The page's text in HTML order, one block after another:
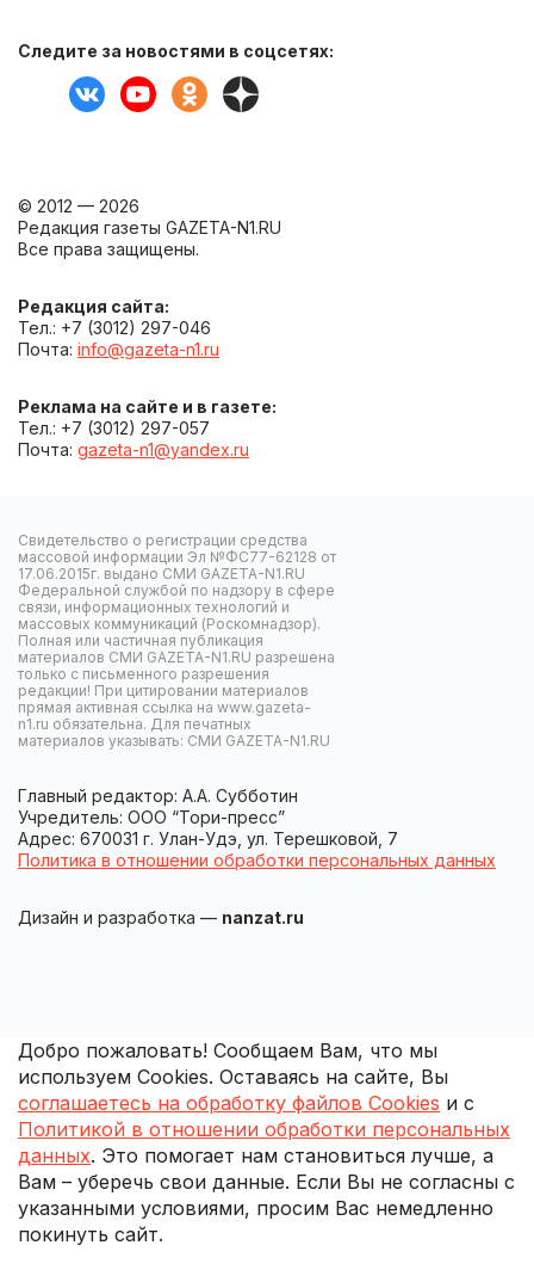
Следите за новостями в соцсетях:
© 2012 — 2026
Редакция газеты GAZETA-N1.RU
Все права защищены.
Редакция сайта:
Тел.: +7 (3012) 297-046
Почта: info@gazeta-n1.ru
Реклама на сайте и в газете:
Тел.: +7 (3012) 297-057
Почта: gazeta-n1@yandex.ru
Свидетельство о регистрации средства
массовой информации Эл №ФС77-62128 от
17.06.2015г. выдано СМИ GAZETA-N1.RU
Федеральной службой по надзору в сфере
связи, информационных технологий и
массовых коммуникаций (Роскомнадзор).
Полная или частичная публикация
материалов СМИ GAZETA-N1.RU разрешена
только с письменного разрешения
редакции! При цитировании материалов
прямая активная ссылка на www.gazeta-
n1.ru обязательна. Для печатных
материалов указывать: СМИ GAZETA-N1.RU
Главный редактор: А.А. Субботин
Учредитель: ООО “Тори-пресс”
Адрес: 670031 г. Улан-Удэ, ул. Терешковой, 7
Политика в отношении обработки персональных данных
Дизайн и разработка — nanzat.ru
Добро пожаловать! Сообщаем Вам, что мы
используем Cookies. Оставаясь на сайте, Вы
соглашаетесь на обработку файлов Cookies и с
Политикой в отношении обработки персональных
данных. Это помогает нам становиться лучше, а
Вам – уберечь свои данные. Если Вы не согласны с
указанными условиями, просим Вас немедленно
покинуть сайт.